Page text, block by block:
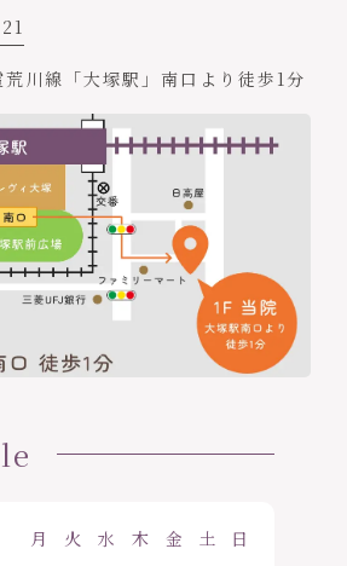
川線「大塚駅」南口より徒歩1分
月 火 水 木 金 土 日